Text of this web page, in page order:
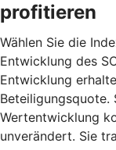
profitieren
Wählen Sie die
Entwicklung des
Entwicklung
Beteiligungsquote.
Wertentwicklung
unverändert. Sie